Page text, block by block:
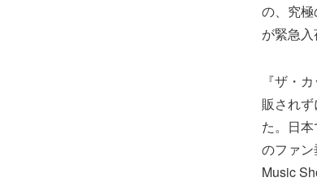
の、究
が緊急
『ザ・
販され
た。日
のファ
Music